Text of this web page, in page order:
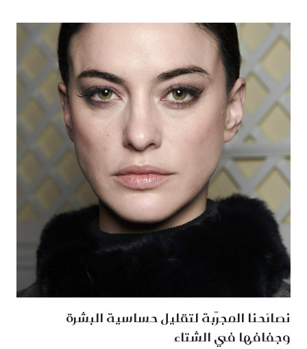
نصائحنا المجرّبة لتقليل حساسية البشرة
وجفافها في الشتاء